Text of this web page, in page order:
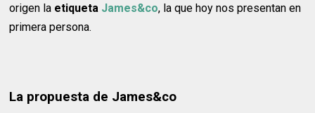
origen la etiqueta James&co, la que hoy nos presentan en
primera persona.
La propuesta de James&co